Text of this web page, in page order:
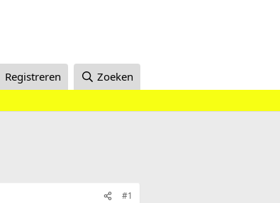
Registreren Zoeken
#1